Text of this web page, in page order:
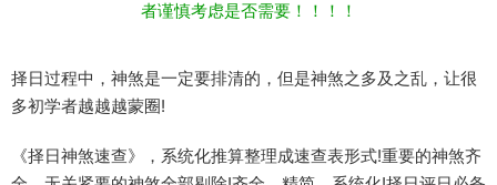
者谨慎考虑是否需要！！！！
择日过程中，神煞是一定要排清的，但是神煞之多及之乱，让很
多初学者越越越蒙圈!
《择日神煞速查》，系统化推算整理成速查表形式!重要的神煞齐